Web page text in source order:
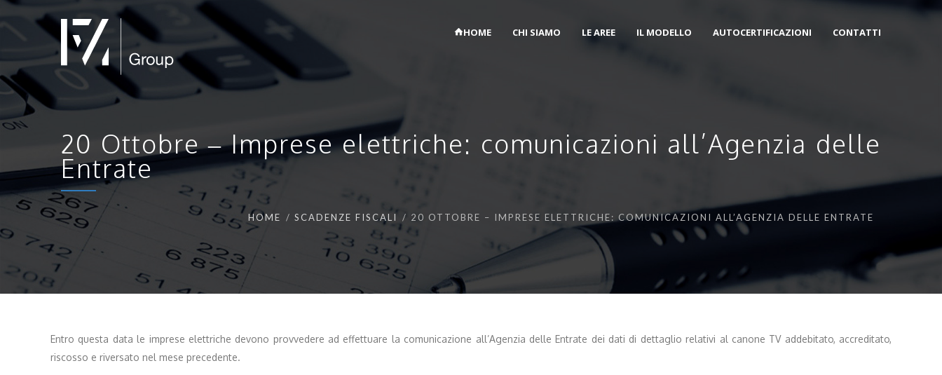
HOME CHI SIAMO LE AREE IL MODELLO AUTOCERTIFICAZIONI CONTATTI
20 Ottobre – Imprese elettriche: comunicazioni all’Agenzia delle
Entrate
HOME SCADENZE FISCALI 20 OTTOBRE – IMPRESE ELETTRICHE: COMUNICAZIONI ALL’AGENZIA DELLE ENTRATE
Entro questa data le imprese elettriche devono provvedere ad effettuare la comunicazione all’Agenzia delle Entrate dei dati di dettaglio relativi al canone TV addebitato, accreditato,
riscosso e riversato nel mese precedente.